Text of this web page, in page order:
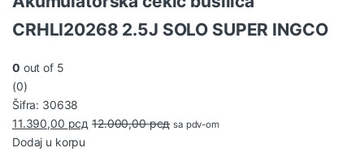
CRHLI20268 2.5J SOLO SUPER INGCO
0 out of 5
(0)
Šifra: 30638
11.390,00 рсд 12.000,00рсд sa pdv-om
Dodaj u korpu